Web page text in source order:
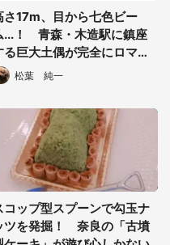
さ17m、目から七色ビー
...！ 青森・木造駅に鎮座
る巨大土偶が完全にロマン
塊だった
松葉 純一
コップ型スプーンで勾玉ナ
ツを発掘！ 奈良の「古墳